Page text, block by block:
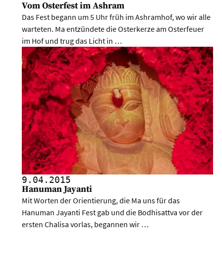
Vom Osterfest im Ashram
Das Fest begann um 5 Uhr früh im Ashramhof, wo wir alle
warteten. Ma entzündete die Osterkerze am Osterfeuer
im Hof und trug das Licht in …
9.04. 2015
Hanuman Jayanti
Mit Worten der Orientierung, die Ma uns für das
Hanuman Jayanti Fest gab und die Bodhisattva vor der
ersten Chalisa vorlas, begannen wir …